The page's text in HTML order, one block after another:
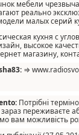
мебели
реально
малых серий
MebelOk,
без ненужных
фактор.
кухня с
высокое
магазину,
⇒
Потрібні
переживаєте
вам можливість